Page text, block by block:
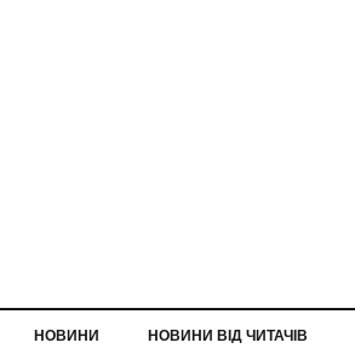
НОВИНИ НОВИНИ ВІД ЧИТАЧІВ